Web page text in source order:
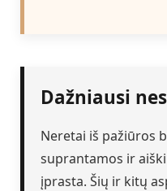
Dažniausi
Neretai iš pažiūros
suprantamos ir
įprasta. Šių ir kitų